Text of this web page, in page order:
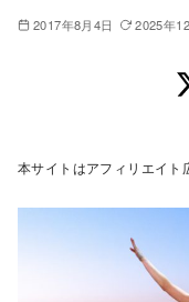
2017年8月4日 2025年
本サイトはアフィリエイト